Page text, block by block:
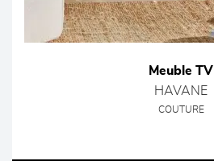
Meuble TV
HAVANE
COUTURE